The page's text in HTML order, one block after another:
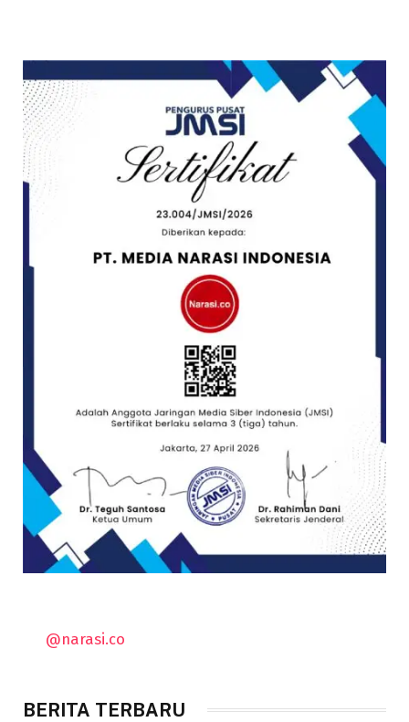
@narasi.co
BERITA TERBARU